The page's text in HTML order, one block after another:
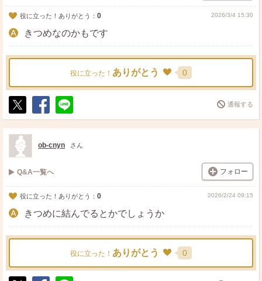
役に立った！ありがとう： 0 2026/3/4 15:30
きつめなのかもです
役に立った！ ありがとう 0
ポ
ス
ト
シ
ェ
送
る
通報する
ob-cnyn さん
Q&A一覧へ フォロー
役に立った！ありがとう： 0 2026/2/24 09:15
きつめに結んでるとかでしょうか
役に立った！ ありがとう 0